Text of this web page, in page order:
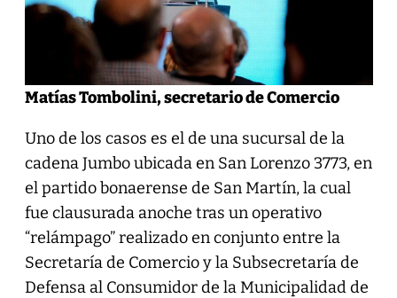
Matías Tombolini, secretario de Comercio
Uno de los casos es el de una sucursal de la
cadena Jumbo ubicada en San Lorenzo 3773, en
el partido bonaerense de San Martín, la cual
fue clausurada anoche tras un operativo
“relámpago” realizado en conjunto entre la
Secretaría de Comercio y la Subsecretaría de
Defensa al Consumidor de la Municipalidad de